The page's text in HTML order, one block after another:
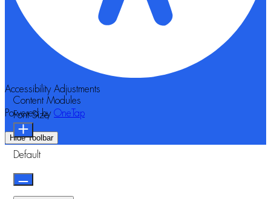
Accessibility Adjustments
Powered by OneTap
Hide Toolbar
Content Modules
Font Size
Default